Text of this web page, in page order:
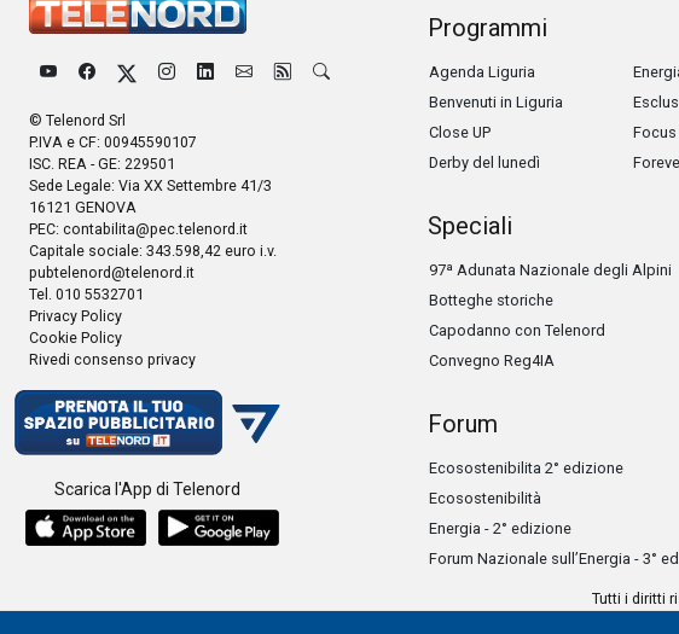
© Telenord Srl
P.IVA e CF: 00945590107
ISC. REA - GE: 229501
Sede Legale: Via XX Settembre 41/3
16121 GENOVA
PEC: contabilita@pec.telenord.it
Capitale sociale: 343.598,42 euro i.v.
pubtelenord@telenord.it
Tel. 010 5532701
Privacy Policy
Cookie Policy
Rivedi consenso privacy
Scarica l'App di Telenord
Programmi
Agenda Liguria
Benvenuti in Liguria
Close UP
Derby del lunedì
Focus
Speciali
97ª Adunata Nazionale degli Alpini
Botteghe storiche
Capodanno con Telenord
Convegno Reg4IA
Forum
Ecosostenibilita 2° edizione
Ecosostenibilità
Energia - 2° edizione
Forum Nazionale sull’Energia - 3°
Tutti i diritti